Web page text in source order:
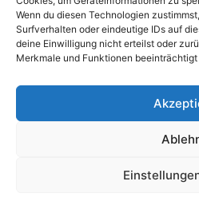
Wenn du diesen Technologien
Surfverhalten oder eindeutige IDs auf
deine Einwilligung nicht erteilst oder
Merkmale und Funktionen